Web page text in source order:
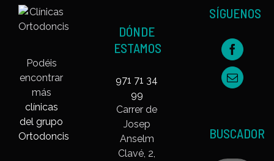
Podéis
encontrar
más
clínicas
del grupo
Ortodoncis
DÓNDE
ESTAMOS
971 71 34
99
Carrer de
Josep
Anselm
Clavé, 2,
SÍGUENOS
BUSCADOR